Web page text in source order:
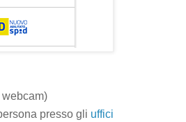
presso gli uffici